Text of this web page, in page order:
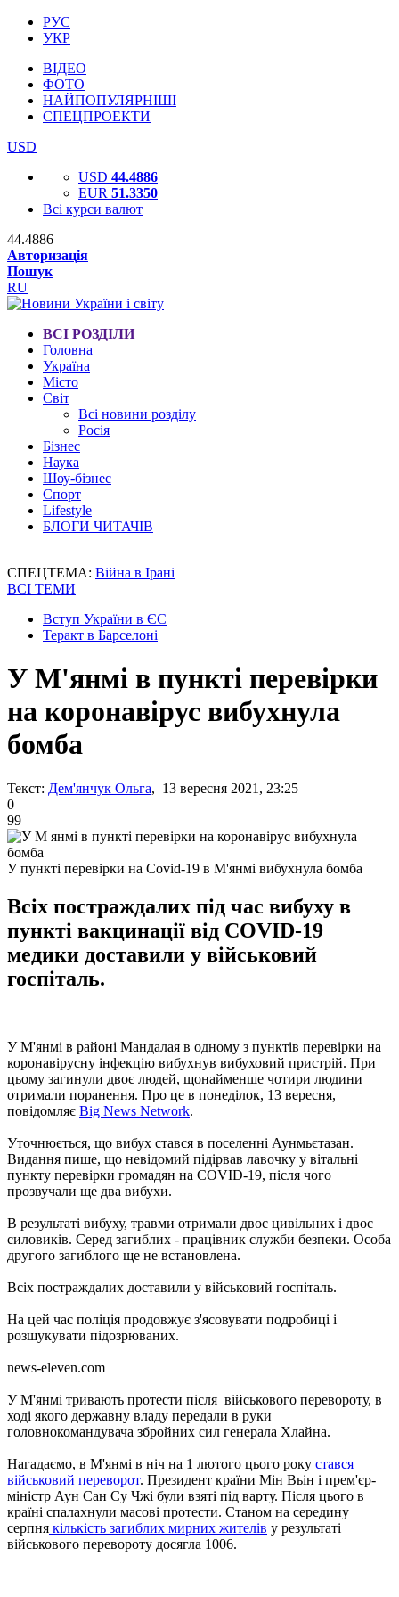
РУС
УКР
ВІДЕО
ФОТО
НАЙПОПУЛЯРНІШІ
СПЕЦПРОЕКТИ
USD
USD 44.4886
EUR 51.3350
Всі курси валют
44.4886
Авторизація
Пошук
RU
ВСІ РОЗДІЛИ
Головна
Україна
Місто
Світ
Всі новини розділу
Росія
Бізнес
Наука
Шоу-бізнес
Спорт
Lifestyle
БЛОГИ ЧИТАЧІВ
СПЕЦТЕМА: Війна в Ірані
ВСІ ТЕМИ
Вступ України в ЄС
Теракт в Барселоні
У М'янмі в пункті перевірки
на коронавірус вибухнула
бомба
Текст: Дем'янчук Ольга, 13 вересня 2021, 23:25
0
99
У пункті перевірки на Covid-19 в М'янмі вибухнула бомба
Всіх постраждалих під час вибуху в
пункті вакцинації від COVID-19
медики доставили у військовий
госпіталь.
У М'янмі в районі Мандалая в одному з пунктів перевірки на
коронавірусну інфекцію вибухнув вибуховий пристрій. При
цьому загинули двоє людей, щонайменше чотири людини
отримали поранення. Про це в понеділок, 13 вересня,
повідомляє Big News Network.
Уточнюється, що вибух стався в поселенні Аунмьєтазан.
Видання пише, що невідомий підірвав лавочку у вітальні
пункту перевірки громадян на COVID-19, після чого
прозвучали ще два вибухи.
В результаті вибуху, травми отримали двоє цивільних і двоє
силовиків. Серед загиблих - працівник служби безпеки. Особа
другого загиблого ще не встановлена.
Всіх постраждалих доставили у військовий госпіталь.
На цей час поліція продовжує з'ясовувати подробиці і
розшукувати підозрюваних.
news-eleven.com
У М'янмі тривають протести після військового перевороту, в
ході якого державну владу передали в руки
головнокомандувача збройних сил генерала Хлайна.
Нагадаємо, в М'янмі в ніч на 1 лютого цього року стався
військовий переворот. Президент країни Мін Вьін і прем'єр-
міністр Аун Сан Су Чжі були взяті під варту. Після цього в
країні спалахнули масові протести. Станом на середину
серпня кількість загиблих мирних жителів у результаті
військового перевороту досягла 1006.